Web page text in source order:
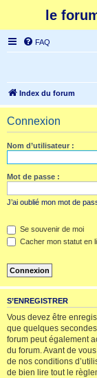
le
FAQ
Index du forum
Connexion
Nom d’utilisateur :
Mot de passe :
J’ai oublié mon mot de
Se souvenir de moi
Cacher mon statut en
S’ENREGISTRER
Vous devez être
que quelques
forum peut également
du forum. Avant de
de nos conditions
de bien lire tout le